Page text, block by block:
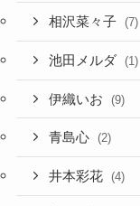
相沢菜々子 (7)
池田メルダ (1)
伊織いお (9)
青島心 (2)
井本彩花 (4)